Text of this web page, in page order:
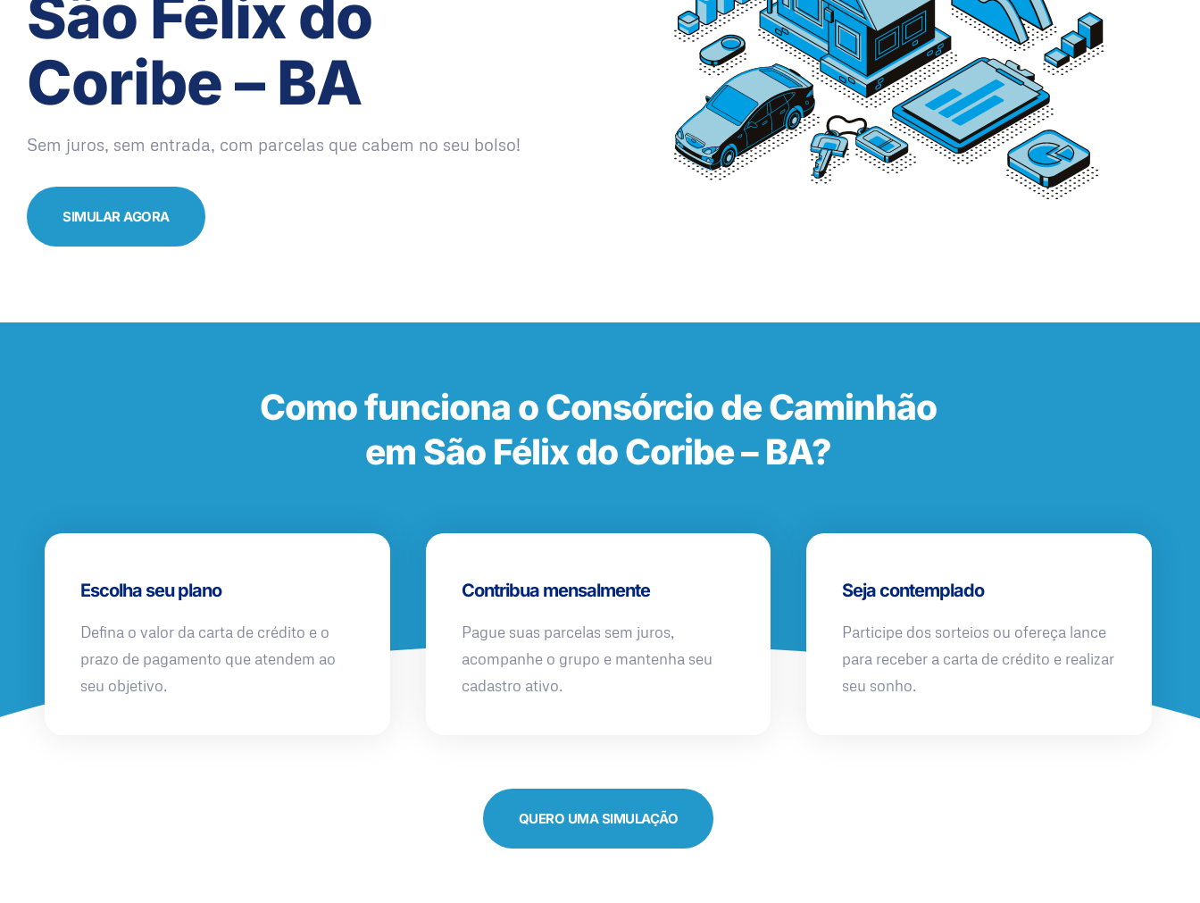
São Félix do
Coribe – BA
Sem juros, sem entrada, com parcelas que cabem no seu bolso!
SIMULAR AGORA
Como funciona o Consórcio de Caminhão
em São Félix do Coribe – BA?
Escolha seu plano
Defina o valor da carta de crédito e o
prazo de pagamento que atendem ao
seu objetivo.
Contribua mensalmente
Pague suas parcelas sem juros,
acompanhe o grupo e mantenha seu
cadastro ativo.
Seja contemplado
Participe dos sorteios ou ofereça lance
para receber a carta de crédito e realizar
seu sonho.
QUERO UMA SIMULAÇÃO